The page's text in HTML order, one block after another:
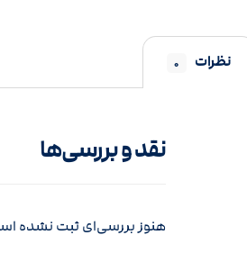
نظرات ۰
نقد و بررسی‌ها
هنوز بررسی‌ای ثبت نشده